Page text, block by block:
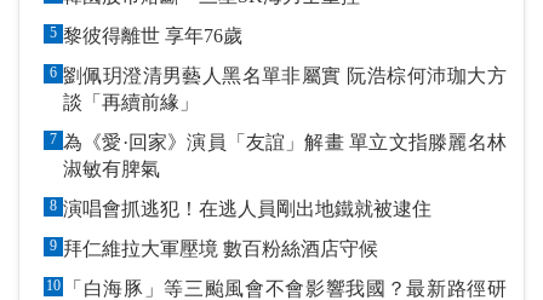
5 黎彼得離世 享年76歲
6 劉佩玥澄清男藝人黑名單非屬實 阮浩棕何沛珈大方
談「再續前緣」
7 為《愛·回家》演員「友誼」解畫 單立文指滕麗名林
淑敏有脾氣
8 演唱會抓逃犯！在逃人員剛出地鐵就被逮住
9 拜仁維拉大軍壓境 數百粉絲酒店守候
10
「白海豚」等三颱風會不會影響我國？最新路徑研